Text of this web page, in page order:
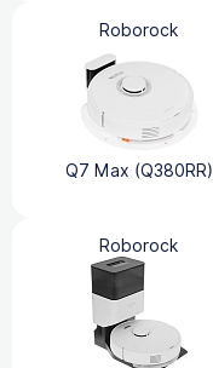
Roborock
Q7 Max (Q380RR)
Roborock